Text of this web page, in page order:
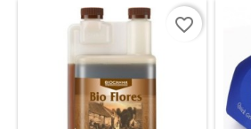
favorite_border